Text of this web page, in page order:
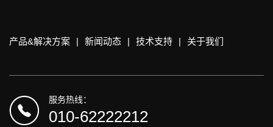
产品&解决方案 | 新闻动态 | 技术支持 | 关于我们
服务热线：
010-62222212